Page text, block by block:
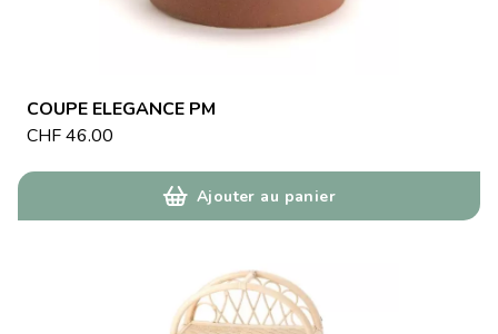
COUPE ELEGANCE PM
CHF46.00
Ajouter au panier